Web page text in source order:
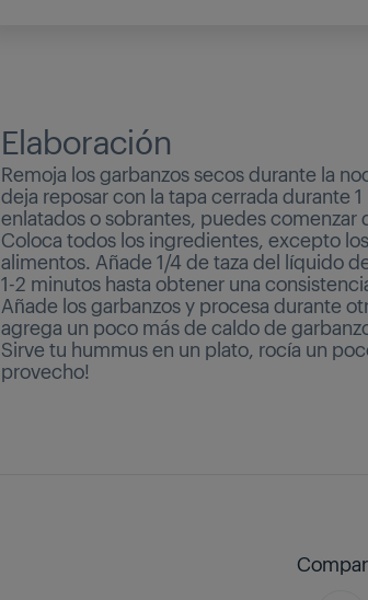
Elaboración
Remoja los garbanzos secos durante la
deja reposar con la tapa cerrada durante 1
enlatados o sobrantes, puedes comenzar
Coloca todos los ingredientes, excepto
alimentos. Añade 1/4 de taza del líquido
1-2 minutos hasta obtener una
Añade los garbanzos y procesa durante
agrega un poco más de caldo de
Sirve tu hummus en un plato, rocía un
provecho!